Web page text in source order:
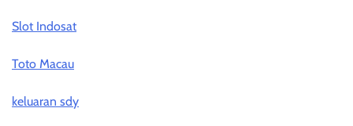
Slot Indosat
Toto Macau
keluaran sdy